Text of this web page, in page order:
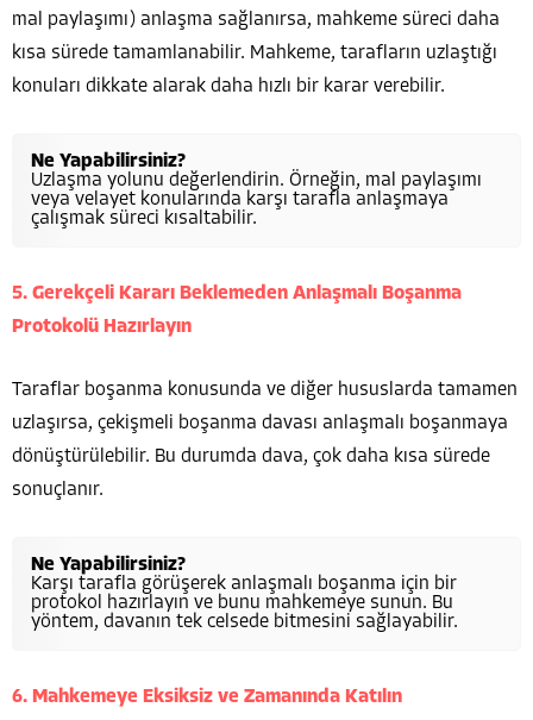
mal paylaşımı) anlaşma sağlanırsa, mahkeme süreci daha
kısa sürede tamamlanabilir. Mahkeme, tarafların uzlaştığı
konuları dikkate alarak daha hızlı bir karar verebilir.
Ne Yapabilirsiniz?
Uzlaşma yolunu değerlendirin. Örneğin, mal paylaşımı
veya velayet konularında karşı tarafla anlaşmaya
çalışmak süreci kısaltabilir.
5. Gerekçeli Kararı Beklemeden Anlaşmalı Boşanma
Protokolü Hazırlayın
Taraflar boşanma konusunda ve diğer hususlarda tamamen
uzlaşırsa, çekişmeli boşanma davası anlaşmalı boşanmaya
dönüştürülebilir. Bu durumda dava, çok daha kısa sürede
sonuçlanır.
Ne Yapabilirsiniz?
Karşı tarafla görüşerek anlaşmalı boşanma için bir
protokol hazırlayın ve bunu mahkemeye sunun. Bu
yöntem, davanın tek celsede bitmesini sağlayabilir.
6. Mahkemeye Eksiksiz ve Zamanında Katılın